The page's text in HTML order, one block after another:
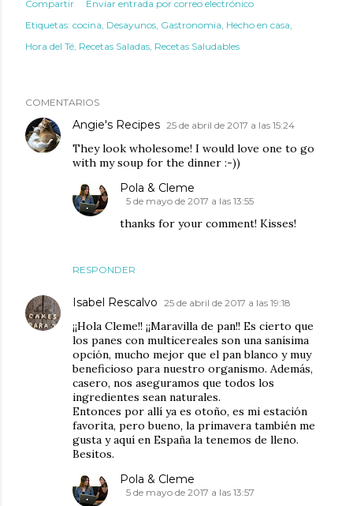
Compartir
Enviar entrada por correo electrónico
Etiquetas: cocina Desayunos Gastronomia Hecho en casa
Hora del Té Recetas Saladas Recetas Saludables
COMENTARIOS
Angie's Recipes 25 de abril de 2017 a las 15:24
They look wholesome! I would love one to go
with my soup for the dinner :-))
RESPONDER
Pola & Cleme
5 de mayo de 2017 a las 13:55
thanks for your comment! Kisses!
Isabel Rescalvo 25 de abril de 2017 a las 19:18
¡¡Hola Cleme!! ¡¡Maravilla de pan!! Es cierto que
los panes con multicereales son una sanísima
opción, mucho mejor que el pan blanco y muy
beneficioso para nuestro organismo. Además,
casero, nos aseguramos que todos los
ingredientes sean naturales.
Entonces por allí ya es otoño, es mi estación
favorita, pero bueno, la primavera también me
gusta y aquí en España la tenemos de lleno.
Besitos.
Pola & Cleme
5 de mayo de 2017 a las 13:57